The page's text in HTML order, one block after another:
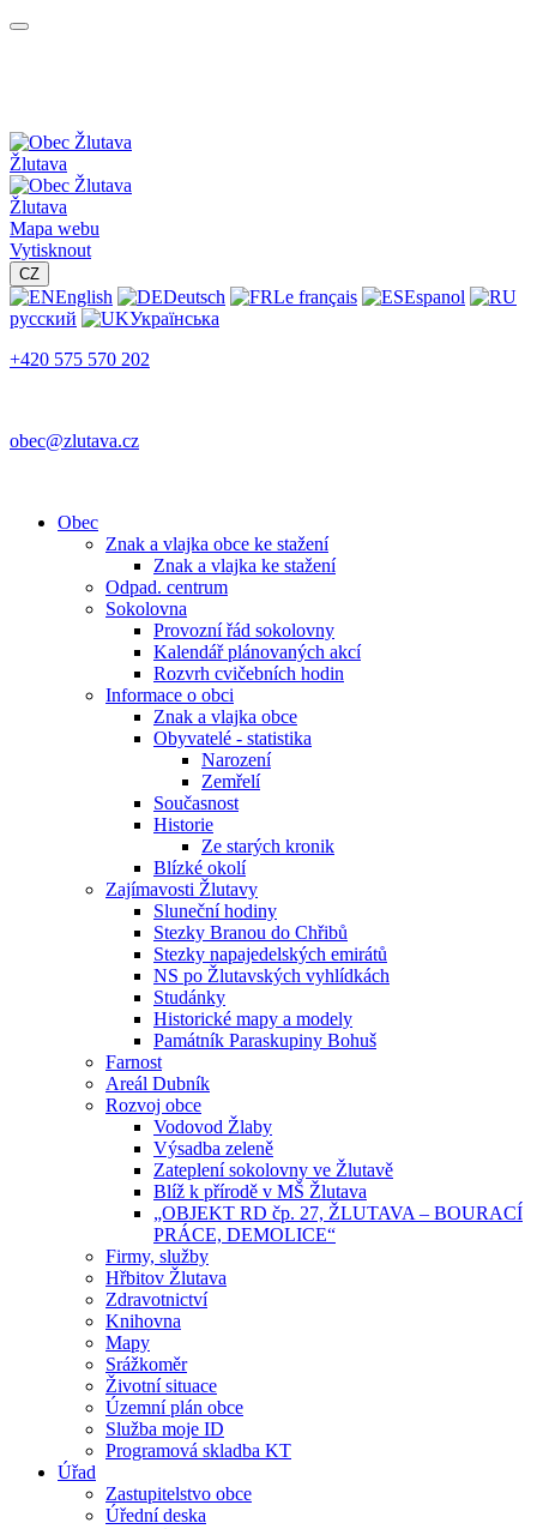
Žlutava
Žlutava
Mapa webu
Vytisknout
CZ
English Deutsch Le français
Espanol
русский
Українська
+420 575 570 202
obec@zlutava.cz
Obec
Znak a vlajka obce ke stažení
Znak a vlajka ke stažení
Odpad. centrum
Sokolovna
Provozní řád sokolovny
Kalendář plánovaných akcí
Rozvrh cvičebních hodin
Informace o obci
Znak a vlajka obce
Obyvatelé - statistika
Narození
Zemřelí
Současnost
Historie
Ze starých kronik
Blízké okolí
Zajímavosti Žlutavy
Sluneční hodiny
Stezky Branou do Chřibů
Stezky napajedelských emirátů
NS po Žlutavských vyhlídkách
Studánky
Historické mapy a modely
Památník Paraskupiny Bohuš
Farnost
Areál Dubník
Rozvoj obce
Vodovod Žlaby
Výsadba zeleně
Zateplení sokolovny ve Žlutavě
Blíž k přírodě v MŠ Žlutava
„OBJEKT RD čp. 27, ŽLUTAVA – BOURACÍ
PRÁCE, DEMOLICE“
Firmy, služby
Hřbitov Žlutava
Zdravotnictví
Knihovna
Mapy
Srážkoměr
Životní situace
Územní plán obce
Služba moje ID
Programová skladba KT
Úřad
Zastupitelstvo obce
Úřední deska